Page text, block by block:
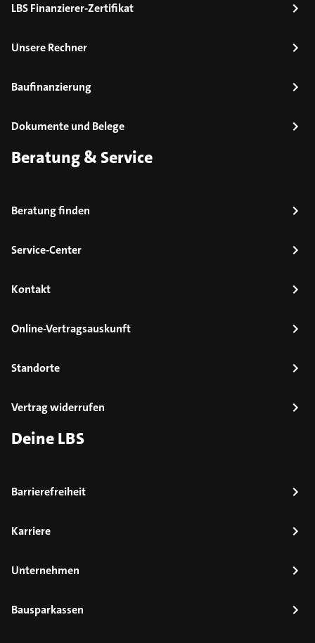
LBS Finanzierer-Zertifikat
Unsere Rechner
Baufinanzierung
Dokumente und Belege
Beratung & Service
Beratung finden
Service-Center
Kontakt
Online-Vertragsauskunft
Standorte
Vertrag widerrufen
Deine LBS
Barrierefreiheit
Karriere
Unternehmen
Bausparkassen